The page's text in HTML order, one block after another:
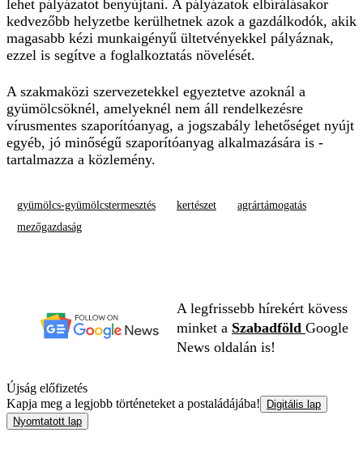
lehet pályázatot benyújtani. A pályázatok elbírálásakor
kedvezőbb helyzetbe kerülhetnek azok a gazdálkodók, akik
magasabb kézi munkaigényű ültetvényekkel pályáznak,
ezzel is segítve a foglalkoztatás növelését.
A szakmaközi szervezetekkel egyeztetve azoknál a
gyümölcsöknél, amelyeknél nem áll rendelkezésre
vírusmentes szaporítóanyag, a jogszabály lehetőséget nyújt
egyéb, jó minőségű szaporítóanyag alkalmazására is -
tartalmazza a közlemény.
gyümölcs-gyümölcstermesztés kertészet
agrártámogatás
mezőgazdaság
A legfrissebb hírekért kövess
minket a Szabadföld Google
News oldalán is!
Újság előfizetés
Kapja meg a legjobb történeteket a postaládájába!
Digitális lap
Nyomtatott lap